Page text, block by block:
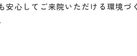
安心してご来院いただける環境づ